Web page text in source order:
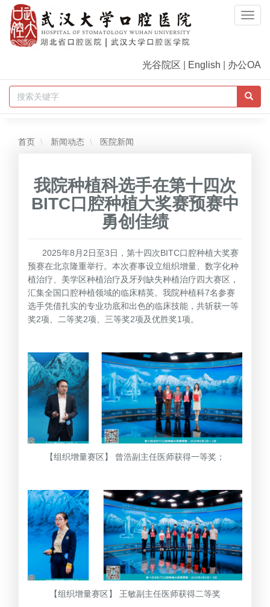
光谷院区 English 办公OA
首页 新闻动态 医院新闻
我院种植科选手在第十四次
BITC口腔种植大奖赛预赛中
勇创佳绩
2025年8月2日至3日，第十四次BITC口腔种植大奖赛
预赛在北京隆重举行。本次赛事设立组织增量、数字化种
植治疗、美学区种植治疗及牙列缺失种植治疗四大赛区，
汇集全国口腔种植领域的临床精英。我院种植科7名参赛
选手凭借扎实的专业功底和出色的临床技能，共斩获一等
奖2项、二等奖2项、三等奖2项及优胜奖1项。
【组织增量赛区】 曾浩副主任医师获得一等奖；
【组织增量赛区】 王敏副主任医师获得二等奖